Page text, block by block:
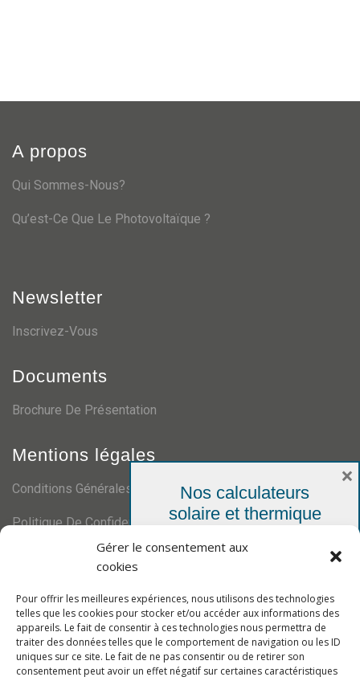
Gérer le consentement aux
cookies
Pour offrir les meilleures expériences, nous utilisons des technologies
telles que les cookies pour stocker et/ou accéder aux informations des
appareils. Le fait de consentir à ces technologies nous permettra de
traiter des données telles que le comportement de navigation ou les ID
uniques sur ce site. Le fait de ne pas consentir ou de retirer son
consentement peut avoir un effet négatif sur certaines caractéristiques
A propos
Qui Sommes-Nous?
Qu’est-Ce Que Le Photovoltaïque ?
Newsletter
Inscrivez-Vous
Documents
Brochure De Présentation
Mentions légales
Conditions Générales De Ventes
Politique De Confidentialité
Certifications
Nos calculateurs
solaire et thermique
Votre simulation personnelle,
gratuite et sans engagement
×